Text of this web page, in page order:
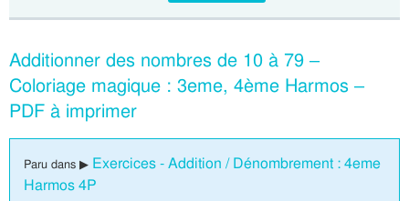
Additionner des nombres de 10 à 79 –
Coloriage magique : 3eme, 4ème Harmos –
PDF à imprimer
Paru dans ▶ Exercices - Addition / Dénombrement : 4eme
Harmos 4P